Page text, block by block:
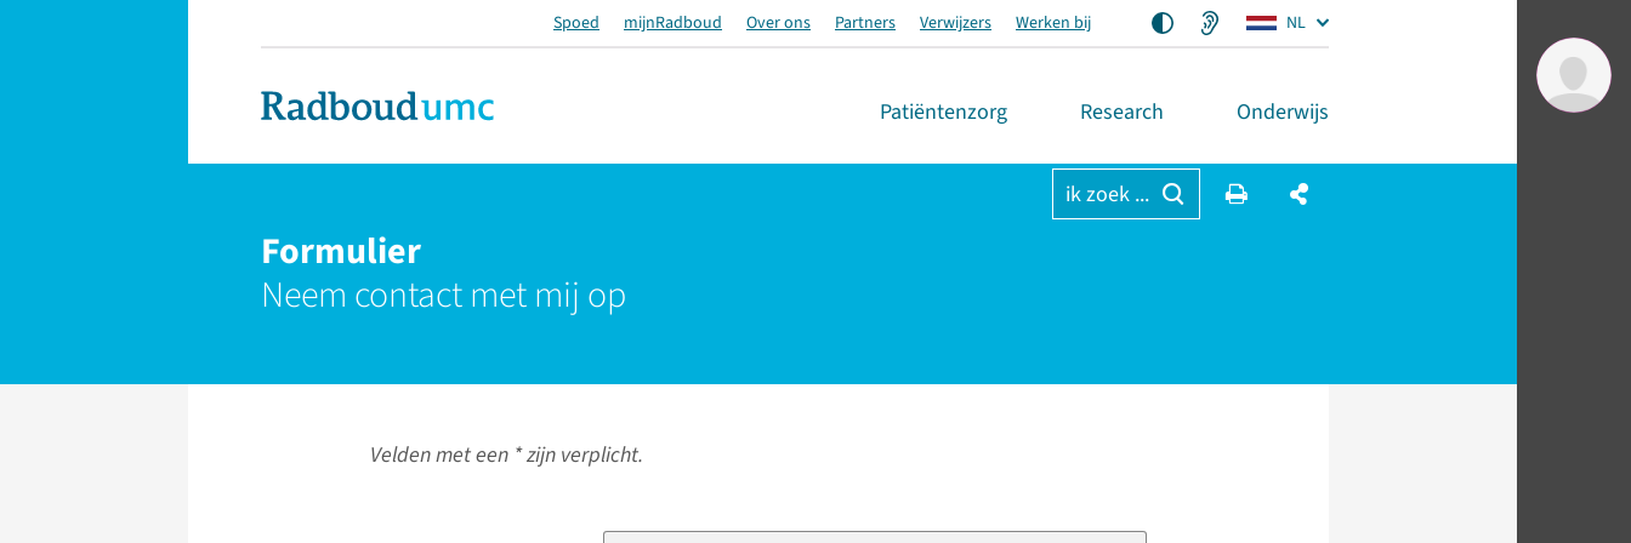
Spoed mijnRadboud Over ons Partners Verwijzers Werken bij NL
Patiëntenzorg Research Onderwijs
ik zoek ...
Formulier
Neem contact met mij op
Velden met een * zijn verplicht.